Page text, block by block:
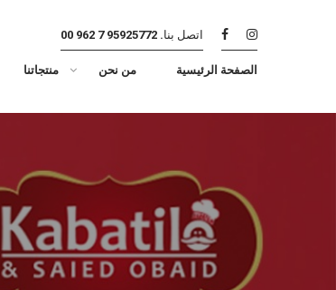
اتصل بنا. 95925772 7 962 00
منتجاتنا من نحن الصفحة الرئيسية